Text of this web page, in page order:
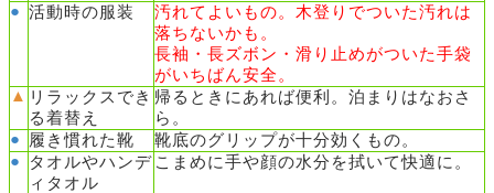
● 活動時の服装
汚れてよいもの。木登りでついた汚れは
落ちないかも。
長袖・長ズボン・滑り止めがついた手袋
がいちばん安全。
▲ リラックスでき
る着替え
帰るときにあれば便利。泊まりはなおさ
ら。
●
履き慣れた靴
靴底のグリップが十分効くもの。
●
タオルやハンデ
ィタオル
こまめに手や顔の水分を拭いて快適に。